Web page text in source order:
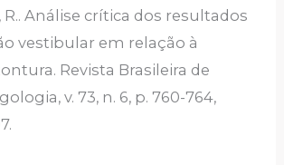
R.. Análise crítica dos resultados
vestibular em relação à
Revista Brasileira de
v. 73, n. 6, p. 760-764,